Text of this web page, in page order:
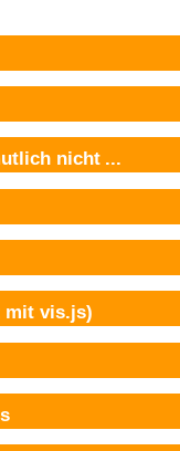
nicht ...
mit vis.js)